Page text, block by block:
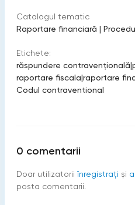
Catalogul tematic
Raportare financiară |
Etichete:
răspundere contravenţională|
raportare fiscala|raportare
Codul contraventional
0 comentarii
Doar utilizatorii înregistraţi şi
posta comentarii.